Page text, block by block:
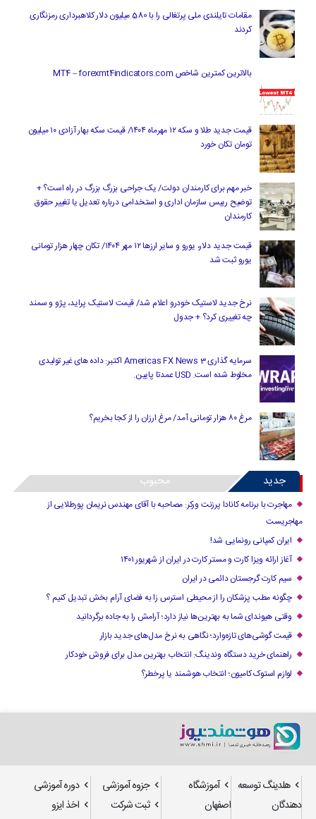
مقامات تایلندی ملی پرتغالی را با 580 میلیون دلار کلاهبرداری رمزنگاری
کردند
بالاترین کمترین شاخص MT4 – forexmt4indicators.com
قیمت جدید طلا و سکه ۱۲ مهرماه ۱۴۰۴/ قیمت سکه بهار آزادی ۱۰ میلیون
تومان تکان خورد
خبر مهم برای کارمندان دولت/ یک جراحی بزرگ بزرگ در راه است؟ +
توضیح رییس سازمان اداری و استخدامی درباره تعدیل یا تغییر حقوق
کارمندان
قیمت جدید دلار، یورو و سایر ارزها ۱۲ مهر ۱۴۰۴/ تکان چهار هزار تومانی
یورو ثبت شد
نرخ جدید لاستیک خودرو اعلام شد/ قیمت لاستیک پراید، پژو و سمند
چه تغییری کرد؟ + جدول
سرمایه گذاری Americas FX News 3 اکتبر: داده های غیر تولیدی
مخلوط شده است. USD عمدتا پایین.
مرغ ۸۰ هزار تومانی آمد/ مرغ ارزان را از کجا بخریم؟
جدید محبوب
مهاجرت با برنامه کانادا پرزنت ورکر: مصاحبه با آقای مهندس نریمان پورطلایی از
مهاجریست
ایران کمپانی رونمایی شد!
آغاز ارائه ویزا کارت و مستر کارت در ایران از شهریور ۱۴۰۱
سیم کارت گرجستان دائمی در ایران
چگونه مطب پزشکان را از محیطی استرس زا به فضای آرام بخش تبدیل کنیم ؟
وقتی هیوندای شما به بهترین‌ها نیاز دارد؛ آرامش را به جاده برگردانید
قیمت گوشی‌های تازه‌وارد؛ نگاهی به نرخ مدل‌های جدید بازار
راهنمای خرید دستگاه وندینگ: انتخاب بهترین مدل برای فروش خودکار
لوازم استوک کامیون؛ انتخاب هوشمند یا پرخطر؟
هلدینگ توسعه
دهندگان
آموزشگاه
اصفهان
جزوه آموزشی
دوره آموزشی
ثبت شرکت
اخذ ایزو